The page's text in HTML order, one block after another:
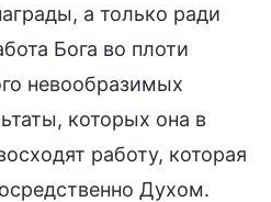
а только ради
Бога во плоти
невообразимых
которых она в
работу, которая
Духом.